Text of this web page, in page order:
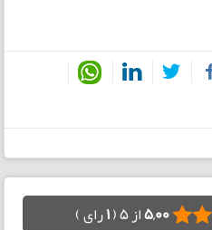
5,00از 5 ( 1رای )